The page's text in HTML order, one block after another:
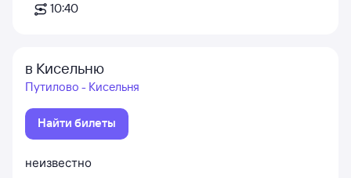
10:40
в Кисельню
Путилово - Кисельня
Найти билеты
неизвестно